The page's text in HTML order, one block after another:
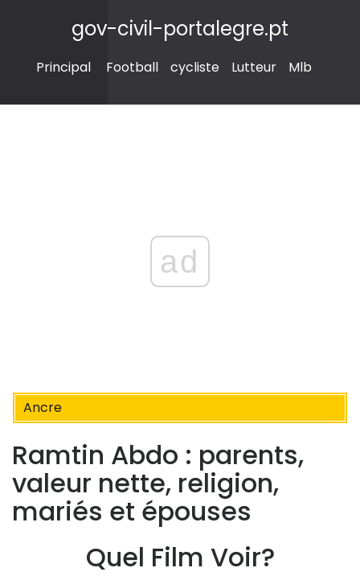
gov-civil-portalegre.pt
Principal Football cycliste Lutteur Mlb
ad
Ancre
Ramtin Abdo : parents,
valeur nette, religion,
mariés et épouses
Quel Film Voir?